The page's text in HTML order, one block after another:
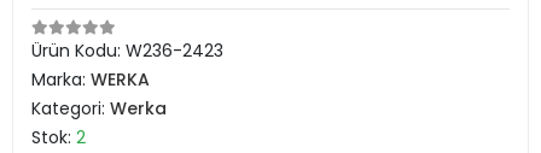
Ürün Kodu: W236-2423
Marka: WERKA
Kategori: Werka
Stok: 2